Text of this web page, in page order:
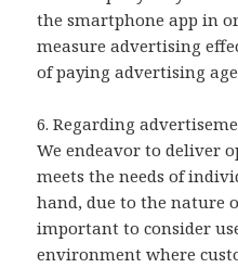
the smartphone app in
measure advertising
of paying advertising
6. Regarding
We endeavor to deliver
meets the needs of
hand, due to the nature
important to consider
environment where